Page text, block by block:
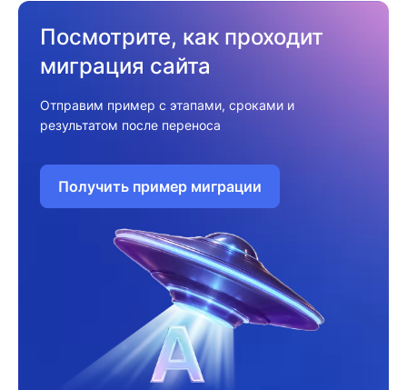
Посмотрите, как проходит
миграция сайта
Отправим пример с этапами, сроками и
результатом после переноса
Получить пример миграции